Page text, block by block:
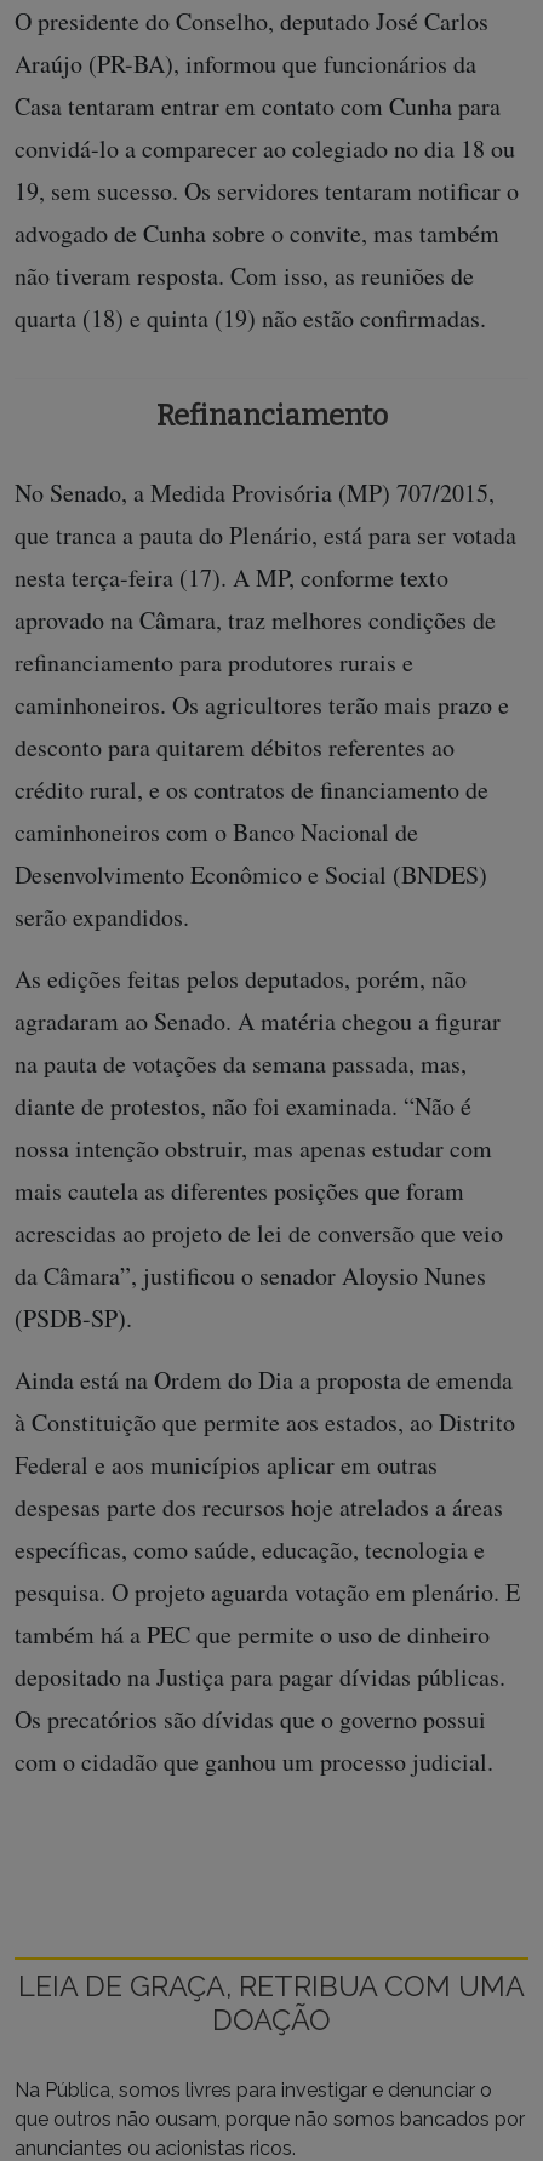
O presidente do Conselho, deputado José Carlos
Araújo (PR-BA), informou que funcionários da
Casa tentaram entrar em contato com Cunha para
convidá-lo a comparecer ao colegiado no dia 18 ou
19, sem sucesso. Os servidores tentaram notificar o
advogado de Cunha sobre o convite, mas também
não tiveram resposta. Com isso, as reuniões de
quarta (18) e quinta (19) não estão confirmadas.
Refinanciamento
No Senado, a Medida Provisória (MP) 707/2015,
que tranca a pauta do Plenário, está para ser votada
nesta terça-feira (17). A MP, conforme texto
aprovado na Câmara, traz melhores condições de
refinanciamento para produtores rurais e
caminhoneiros. Os agricultores terão mais prazo e
desconto para quitarem débitos referentes ao
crédito rural, e os contratos de financiamento de
caminhoneiros com o Banco Nacional de
Desenvolvimento Econômico e Social (BNDES)
serão expandidos.
As edições feitas pelos deputados, porém, não
agradaram ao Senado. A matéria chegou a figurar
na pauta de votações da semana passada, mas,
diante de protestos, não foi examinada. “Não é
nossa intenção obstruir, mas apenas estudar com
mais cautela as diferentes posições que foram
acrescidas ao projeto de lei de conversão que veio
da Câmara”, justificou o senador Aloysio Nunes
(PSDB-SP).
Ainda está na Ordem do Dia a proposta de emenda
à Constituição que permite aos estados, ao Distrito
Federal e aos municípios aplicar em outras
despesas parte dos recursos hoje atrelados a áreas
específicas, como saúde, educação, tecnologia e
pesquisa. O projeto aguarda votação em plenário. E
também há a PEC que permite o uso de dinheiro
depositado na Justiça para pagar dívidas públicas.
Os precatórios são dívidas que o governo possui
com o cidadão que ganhou um processo judicial.
LEIA DE GRAÇA, RETRIBUA COM UMA
DOAÇÃO
Na Pública, somos livres para investigar e denunciar o
que outros não ousam, porque não somos bancados por
anunciantes ou acionistas ricos.